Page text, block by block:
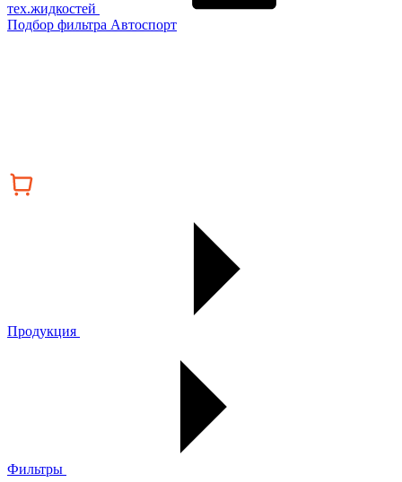
тех.жидкостей
Подбор фильтра Автоспорт
Продукция
Фильтры